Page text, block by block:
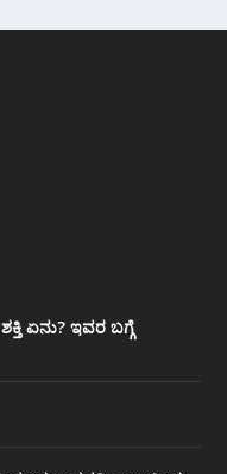
ಏನು? ಇವರ ಬಗ್ಗೆ